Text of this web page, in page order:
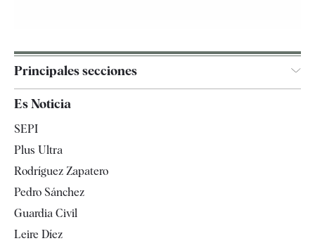
Principales secciones
Televisión
Es Noticia
SEPI
Plus Ultra
Rodríguez Zapatero
Pedro Sánchez
Guardia Civil
Leire Díez